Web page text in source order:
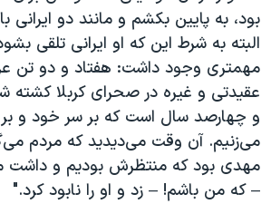
بود، به پایین بکشم و مانند دو
البته به شرط این که او ایرانی تلقی
مهمتری وجود داشت: هفتاد و دو تن
عقیدتی و غیره در صحرای کربلا کشته
و چهارصد سال است که بر سر خود و بر
می‌زنیم. آن وقت می‌دیدید که مردم
مهدی بود که منتظرش بودیم و داشت
– که من باشم! – زد و او را نابود کرد."